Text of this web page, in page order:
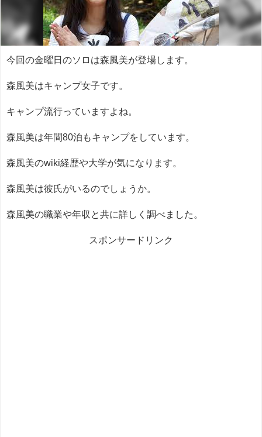
今回の金曜日のソロは森風美が登場します。
森風美はキャンプ女子です。
キャンプ流行っていますよね。
森風美は年間80泊もキャンプをしています。
森風美のwiki経歴や大学が気になります。
森風美は彼氏がいるのでしょうか。
森風美の職業や年収と共に詳しく調べました。
スポンサードリンク